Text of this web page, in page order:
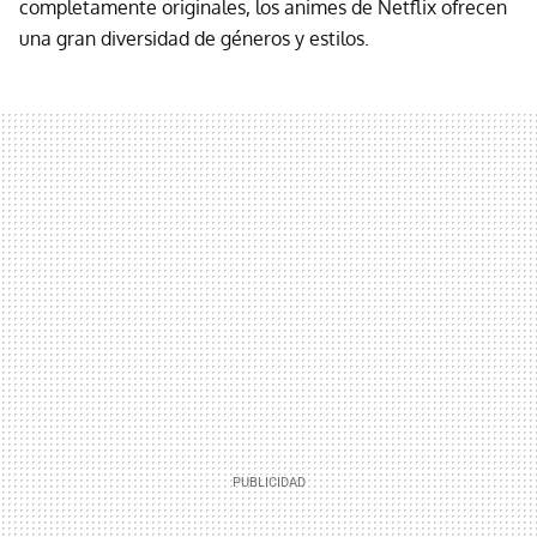
completamente originales, los animes de Netflix ofrecen
una gran diversidad de géneros y estilos.